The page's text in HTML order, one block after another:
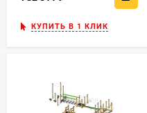
КУПИТЬ В 1 КЛИК